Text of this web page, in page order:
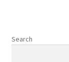
Search